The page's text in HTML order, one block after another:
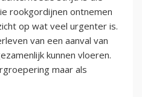
rookgordijnen ontnemen
op wat veel urgenter is.
van een aanval van
kunnen vloeren.
maar als